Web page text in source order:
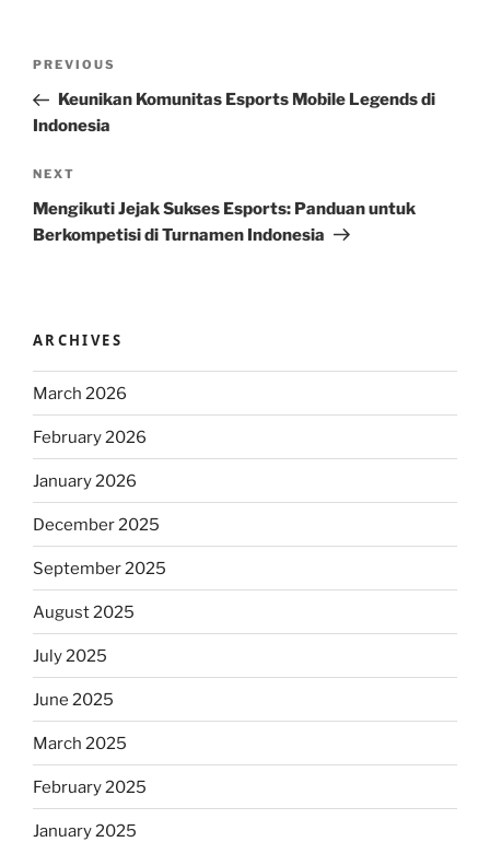
Previous
Post
PREVIOUS
Keunikan Komunitas Esports Mobile Legends di
Indonesia
Next
Post
NEXT
Mengikuti Jejak Sukses Esports: Panduan untuk
Berkompetisi di Turnamen Indonesia
ARCHIVES
March 2026
February 2026
January 2026
December 2025
September 2025
August 2025
July 2025
June 2025
March 2025
February 2025
January 2025